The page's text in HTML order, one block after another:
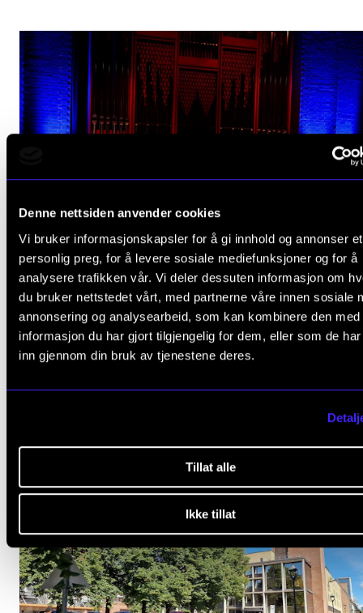
Denne nettsiden anvender cookies
Vi bruker informasjonskapsler for å gi innhold og annonser et
personlig preg, for å levere sosiale mediefunksjoner og for å
analysere trafikken vår. Vi deler dessuten informasjon om
du bruker nettstedet vårt, med partnerne våre innen sosiale
annonsering og analysearbeid, som kan kombinere den med
informasjon du har gjort tilgjengelig for dem, eller som de
inn gjennom din bruk av tjenestene deres.
Tillat alle
Ikke tillat
NYHET
Rektors tale ved semesteravslutningen 2026
29. juni 2026